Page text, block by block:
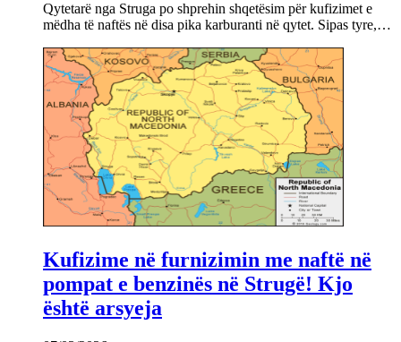
Qytetarë nga Struga po shprehin shqetësim për kufizimet e
mëdha të naftës në disa pika karburanti në qytet. Sipas tyre,…
Kufizime në furnizimin me naftë në
pompat e benzinës në Strugë! Kjo
është arsyeja